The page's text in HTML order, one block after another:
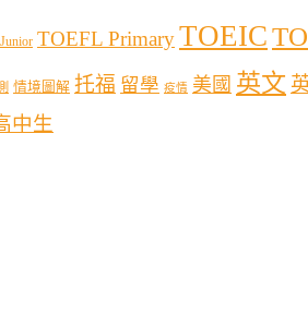
TOEFL PrimaryTOEIC
情境圖解 托福 留學 疫情 美國 英文
中生